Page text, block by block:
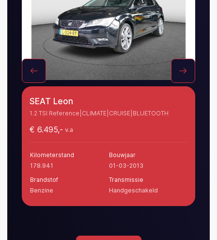
Heeft u al een account?
SEAT Leon
1.2 TSI Reference|CLIMATE|CRUISE|BLUETOOTH
€ 6.495,- v.a
Kilometerstand
178.941
Bouwjaar
01-03-2013
Brandstof
Benzine
Transmissie
Handgeschakeld